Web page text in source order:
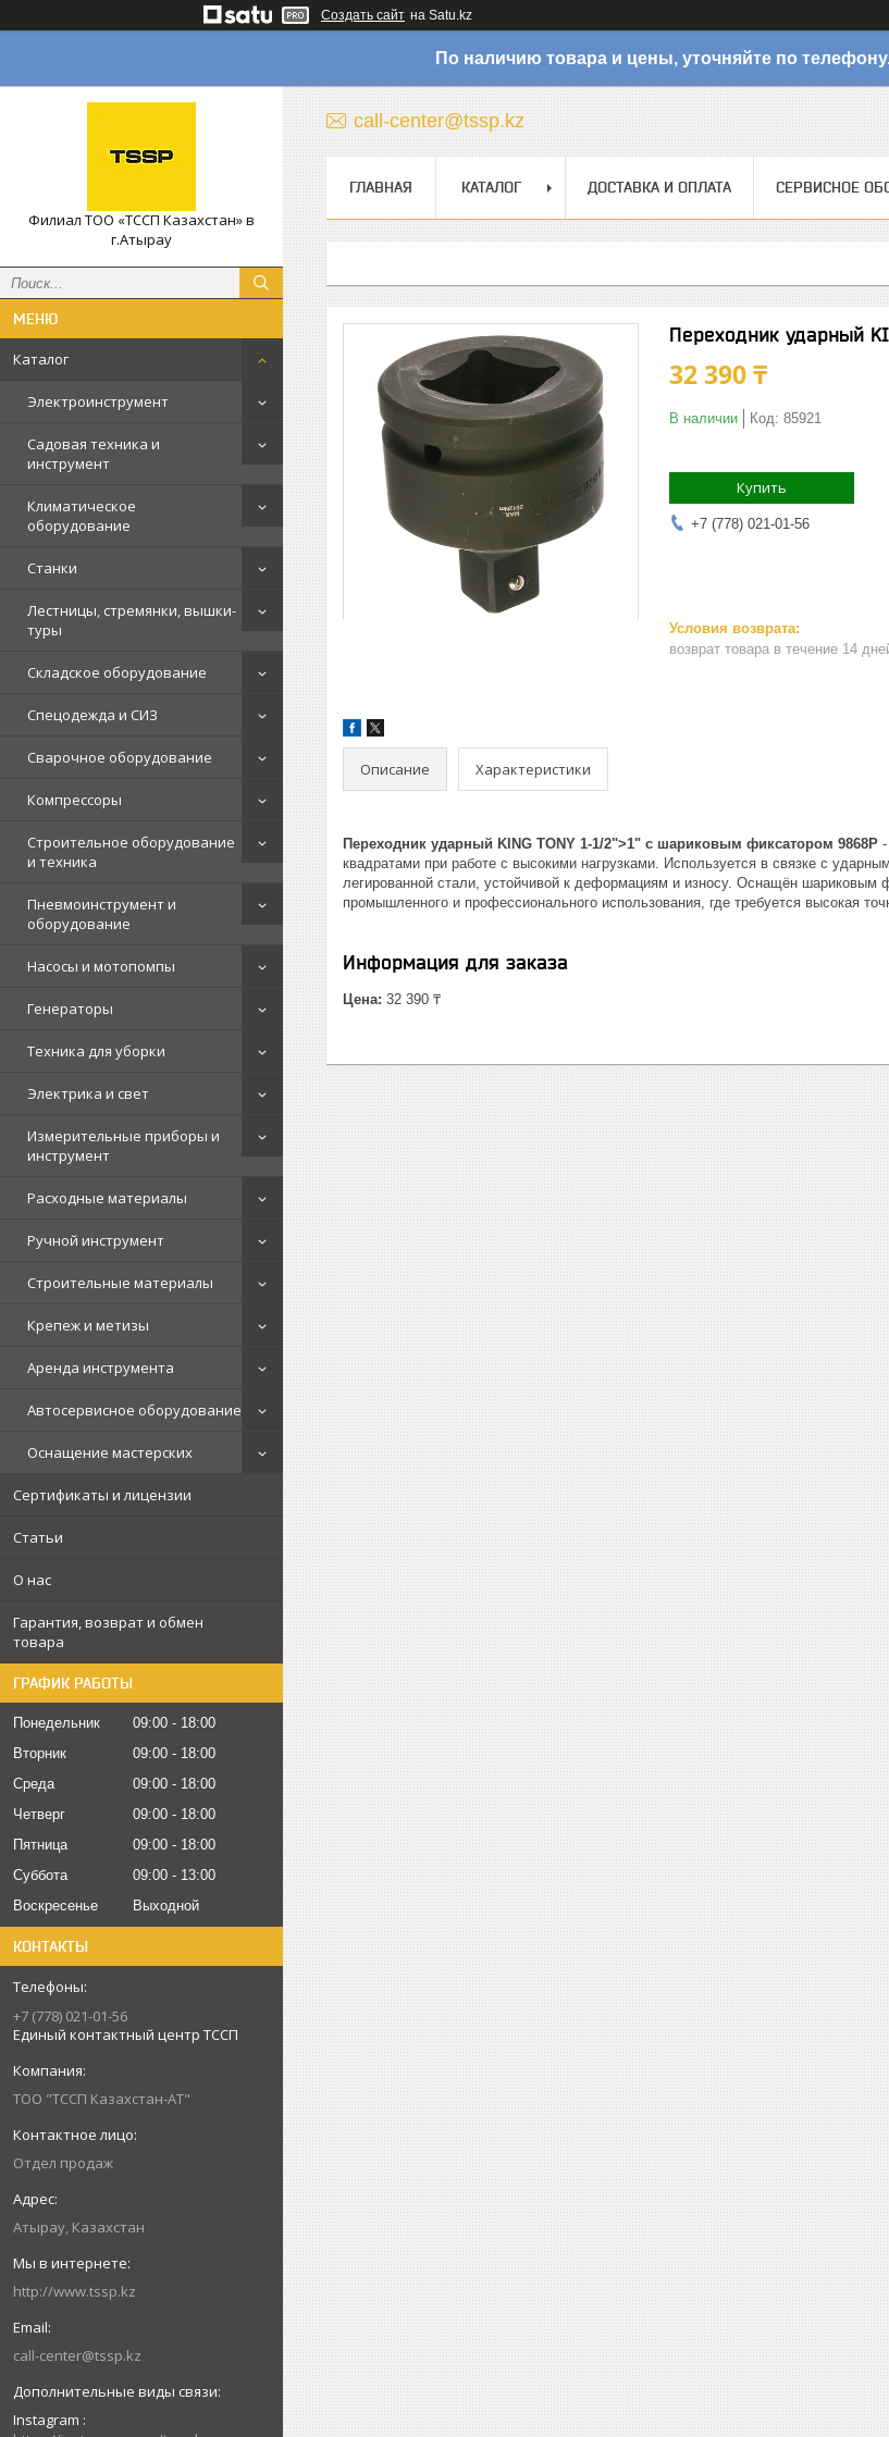
Создать сайт на Satu.kz
По наличию товара и цены, уточняйте по
Филиал ТОО «ТССП Казахстан» в
г.Атырау
Каталог
Электроинструмент
Садовая техника и
инструмент
Климатическое
оборудование
Станки
Лестницы, стремянки, вышки-
туры
Складское оборудование
Спецодежда и СИЗ
Сварочное оборудование
Компрессоры
Строительное оборудование
и техника
Пневмоинструмент и
оборудование
Насосы и мотопомпы
Генераторы
Техника для уборки
Электрика и свет
Измерительные приборы и
инструмент
Расходные материалы
Ручной инструмент
Строительные материалы
Крепеж и метизы
Аренда инструмента
Автосервисное оборудование
Оснащение мастерских
Сертификаты и лицензии
Статьи
О нас
Гарантия, возврат и обмен
товара
ГРАФИК РАБОТЫ
Понедельник 09:00
18:00
Вторник
09:00
18:00
Среда
09:00
18:00
Четверг
09:00
18:00
Пятница
09:00
18:00
Суббота
09:00
13:00
Воскресенье
Выходной
КОНТАКТЫ
+7 (778) 021-01-56
Единый контактный центр ТССП
ТОО "ТССП Казахстан-АТ"
Отдел продаж
Атырау, Казахстан
http://www.tssp.kz
call-center@tssp.kz
Instagram
call-center@tssp.kz
ГЛАВНАЯ КАТАЛОГ ДОСТАВКА И ОПЛАТА СЕРВИСНОЕ
Переходник ударный
32 390 ₸
В наличии Код: 85921
Купить
+7 (778) 021-01-56
возврат товара в течение 14
Описание Характеристики
Переходник ударный KING TONY 1-1/2">1" с шариковым фиксатором 9868P
квадратами при работе с высокими нагрузками. Используется в связке с
легированной стали, устойчивой к деформациям и износу. Оснащён
промышленного и профессионального использования, где требуется высокая
Информация для заказа
Цена: 32 390 ₸